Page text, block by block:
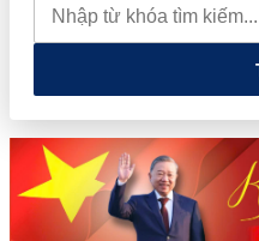
Phát triển tối thiểu 20 doanh
phẩm công nghệ chiến lược